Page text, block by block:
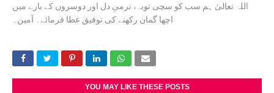
اللہ تعالیٰ ہم سب کو سچی توبہ، نرمیِ دل اور دوسروں کے بارے میں
اچھا گمان رکھنے کی توفیق عطا فرمائے۔ آمین۔
YOU MAY LIKE THESE POSTS